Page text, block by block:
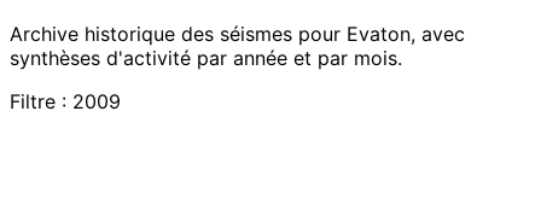
Archive historique des séismes pour Evaton, avec
synthèses d'activité par année et par mois.
Filtre : 2009